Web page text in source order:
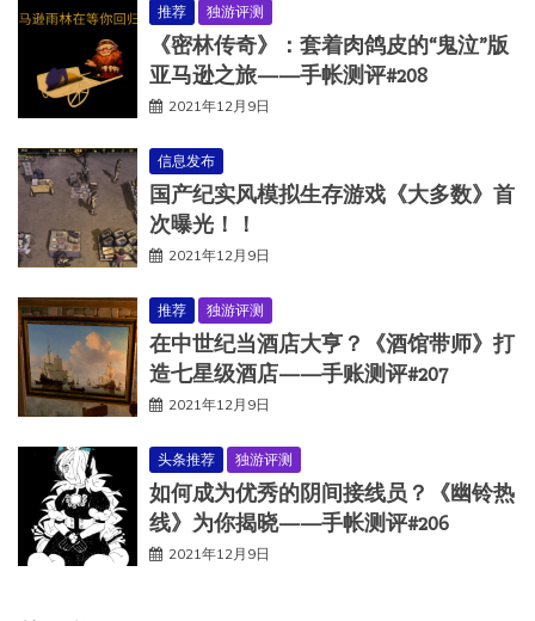
推荐 独游评测
《密林传奇》：套着肉鸽皮的“鬼泣”版
亚马逊之旅——手帐测评#208
2021年12月9日
信息发布
国产纪实风模拟生存游戏《大多数》首
次曝光！！
2021年12月9日
推荐 独游评测
在中世纪当酒店大亨？《酒馆带师》打
造七星级酒店——手账测评#207
2021年12月9日
头条推荐 独游评测
如何成为优秀的阴间接线员？《幽铃热
线》为你揭晓——手帐测评#206
2021年12月9日